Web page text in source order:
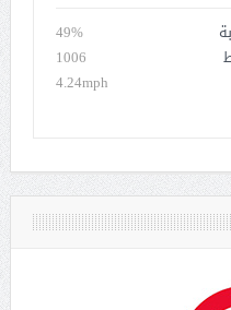
49%
1006
4.24mph